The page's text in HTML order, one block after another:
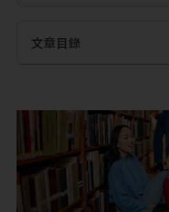
文章目錄